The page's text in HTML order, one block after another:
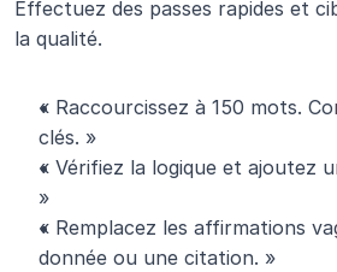
Effectuez des passes rapides et
la qualité.
« Raccourcissez à 150 mots.
clés. »
« Vérifiez la logique et ajoutez
»
« Remplacez les affirmations
donnée ou une citation. »